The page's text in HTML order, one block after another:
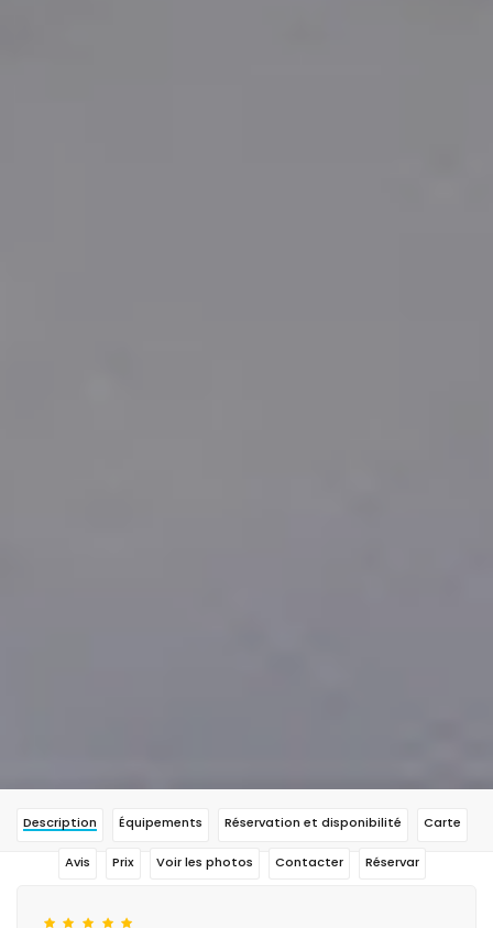
Description Équipements Réservation et disponibilité Carte
Avis Prix Voir les photos Contacter Réservar